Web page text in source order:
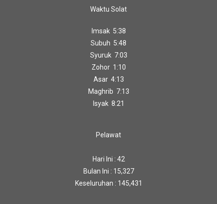
Waktu Solat
Imsak 5:38
Subuh 5:48
Syuruk 7:03
Zohor 1:10
Asar 4:13
Maghrib 7:13
Isyak 8:21
Pelawat
Hari Ini : 42
Bulan Ini : 15,327
Keseluruhan : 145,431